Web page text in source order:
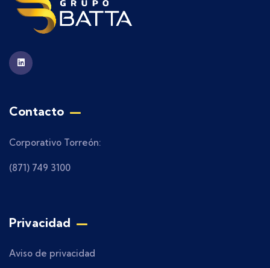
Contacto
Corporativo Torreón:
(871) 749 3100
Privacidad
Aviso de privacidad